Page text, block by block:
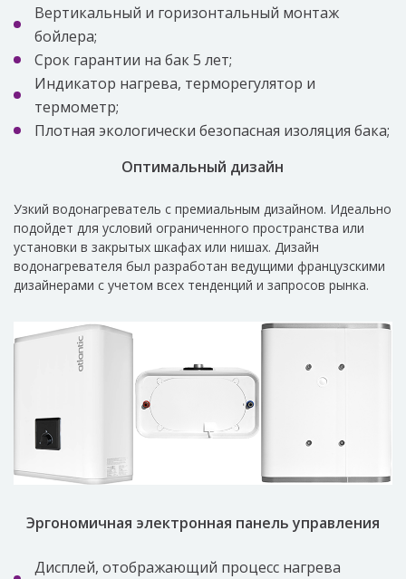
Вертикальный и горизонтальный монтаж
бойлера;
Срок гарантии на бак 5 лет;
Индикатор нагрева, терморегулятор и
термометр;
Плотная экологически безопасная изоляция бака;
Оптимальный дизайн
Узкий водонагреватель с премиальным дизайном. Идеально
подойдет для условий ограниченного пространства или
установки в закрытых шкафах или нишах. Дизайн
водонагревателя был разработан ведущими французскими
дизайнерами с учетом всех тенденций и запросов рынка.
Эргономичная электронная панель управления
Дисплей, отображающий процесс нагрева